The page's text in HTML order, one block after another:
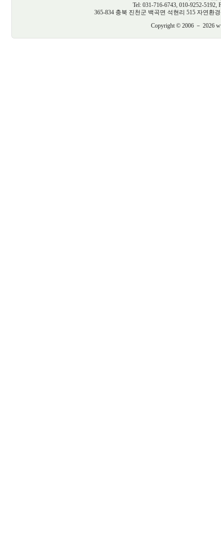
Tel: 031-716-6743, 010-9252-5192,
365-834 충북 진천군 백곡면 석현리 515 자연환경
Copyright © 2006 － 2026